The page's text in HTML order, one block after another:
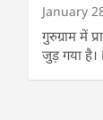
January
गुरुग्राम में
जुड़ गया